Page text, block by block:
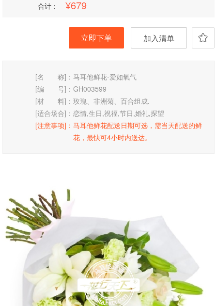
合计： 679
立即下单 加入清单
[名 称]： 马耳他鲜花-爱如氧气
[编 号]：GH003599
[材 料]：玫瑰、非洲菊、百合组成.
[适合场合]：恋情,生日,祝福,节日,婚礼,探望
[注意事项]：马耳他鲜花配送日期可选，需当天配送的鲜
花，最快可4小时内送达。